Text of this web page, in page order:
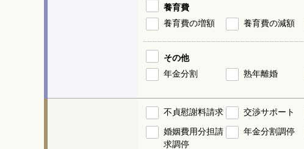
養育費
養育費の増額
養育費の減額
その他
年金分割
熟年離婚
不貞慰謝料請求 交渉サポート
婚姻費用分担請
求調停
年金分割調停